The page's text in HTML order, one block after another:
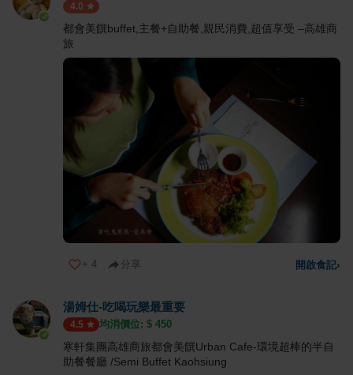
4.0
都會美饌buffet,主餐+自助餐,親民消費,超值享受 –高雄商
旅
+ 4 分享 開啟食記›
湯姆仕-吃喝玩樂最重要
4.5 均消價位: $ 450
寒軒集團高雄商旅都會美饌Urban Cafe-環境超棒的半自
助餐餐廳 /Semi Buffet Kaohsiung